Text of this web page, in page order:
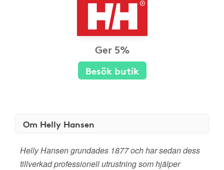
Ger 5%
Besök butik
Om Helly Hansen
Helly Hansen grundades 1877 och har sedan dess
tillverkad professionell utrustning som hjälper